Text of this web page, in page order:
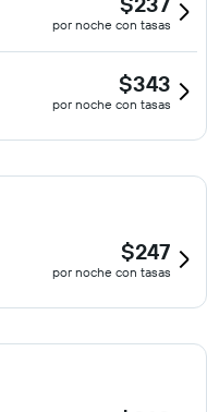
por noche con tasas
$343
por noche con tasas
$247
por noche con tasas